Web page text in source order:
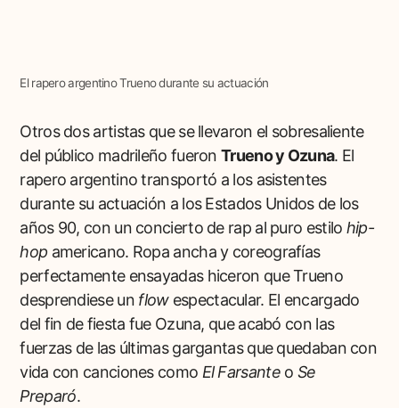
El rapero argentino Trueno durante su actuación
Otros dos artistas que se llevaron el sobresaliente
del público madrileño fueronTrueno y Ozuna. El
rapero argentino transportó a los asistentes
durante su actuación a los Estados Unidos de los
años 90, con un concierto de rap al puro estilo hip-
hop americano. Ropa ancha y coreografías
perfectamente ensayadas hiceron que Trueno
desprendiese un flowespectacular. El encargado
del fin de fiesta fue Ozuna, que acabó con las
fuerzas de las últimas gargantas que quedaban con
vida con canciones como El Farsanteo Se
Preparó.